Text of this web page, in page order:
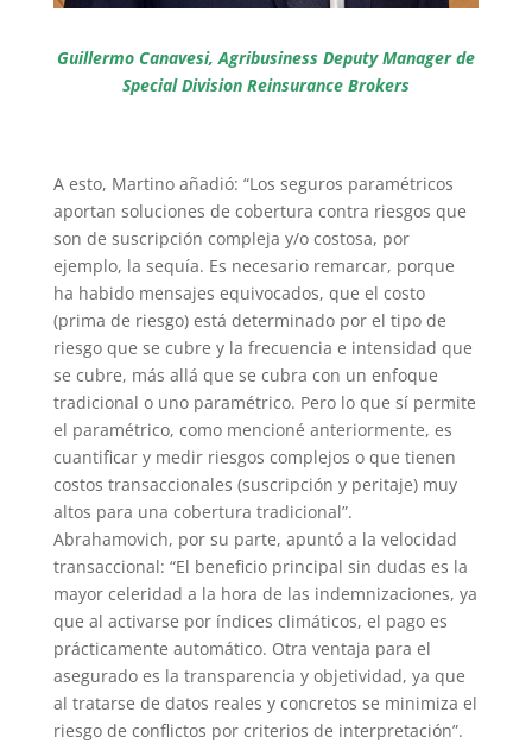
Guillermo Canavesi, Agribusiness Deputy Manager de
Special Division Reinsurance Brokers
A esto, Martino añadió: “Los seguros paramétricos
aportan soluciones de cobertura contra riesgos que
son de suscripción compleja y/o costosa, por
ejemplo, la sequía. Es necesario remarcar, porque
ha habido mensajes equivocados, que el costo
(prima de riesgo) está determinado por el tipo de
riesgo que se cubre y la frecuencia e intensidad que
se cubre, más allá que se cubra con un enfoque
tradicional o uno paramétrico. Pero lo que sí permite
el paramétrico, como mencioné anteriormente, es
cuantificar y medir riesgos complejos o que tienen
costos transaccionales (suscripción y peritaje) muy
altos para una cobertura tradicional”.
Abrahamovich, por su parte, apuntó a la velocidad
transaccional: “El beneficio principal sin dudas es la
mayor celeridad a la hora de las indemnizaciones, ya
que al activarse por índices climáticos, el pago es
prácticamente automático. Otra ventaja para el
asegurado es la transparencia y objetividad, ya que
al tratarse de datos reales y concretos se minimiza el
riesgo de conflictos por criterios de interpretación”.